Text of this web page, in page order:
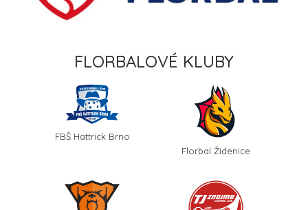
FLORBALOVÉ KLUBY
FBŠ Hattrick Brno
Florbal Židenice